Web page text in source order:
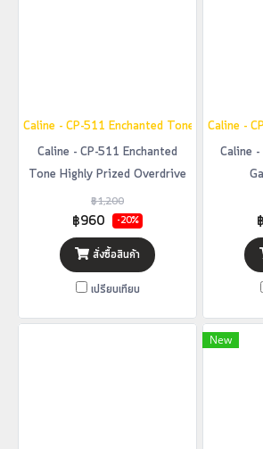
Caline - CP-511 Enchanted Tone Highly
Caline - CP-511 Enchanted
Tone Highly Prized Overdrive
฿1,200
฿960 -20%
สั่งซื้อสินค้า
เปรียบเทียบ
Caline -
Caline
New